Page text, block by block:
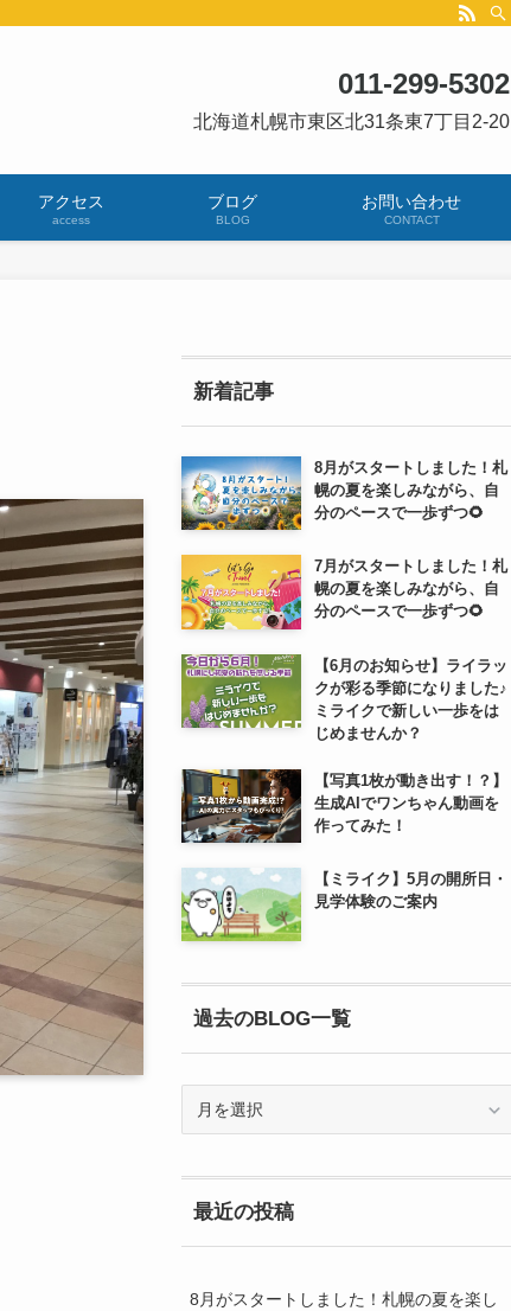
アクセス
access
ブログ
BLOG
お問い合わせ
CONTACT
011-299-5302
北海道札幌市東区北31条東7丁目2-20
新着記事
8月がスタートしました！札
幌の夏を楽しみながら、自
分のペースで一歩ずつ🌻
7月がスタートしました！札
幌の夏を楽しみながら、自
分のペースで一歩ずつ🌻
【6月のお知らせ】ライラッ
クが彩る季節になりました♪
ミライクで新しい一歩をは
じめませんか？
【写真1枚が動き出す！？】
生成AIでワンちゃん動画を
作ってみた！
【ミライク】5月の開所日・
見学体験のご案内
過去のBLOG一覧
BLOG
覧
最近の投稿
8月がスタートしました！札幌の夏を楽し